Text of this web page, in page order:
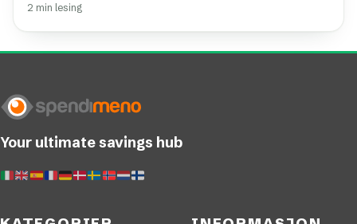
2 min lesing
Your ultimate savings hub